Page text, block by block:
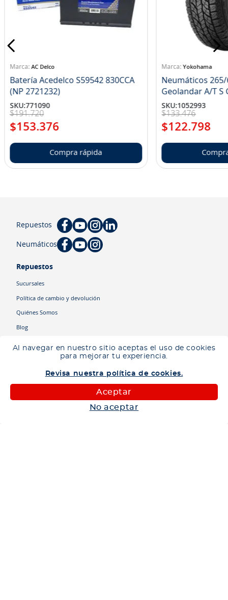
Al navegar en nuestro sitio aceptas el uso de cookies
para mejorar tu experiencia.
Revisa nuestra política de cookies.
Aceptar
No aceptar
Ingresa tu ubicación para ver los productos disponibles en tu zona
AC Delco
Batería Acedelco S59542 830CCA
(NP 2721232)
SKU:771090
$191.720
$153.376
Compra rápida
Yokohama
Neumáticos 265/
SKU:1052993
$133.476
$122.798
Repuestos
Neumáticos
Repuestos
Sucursales
Política de cambio y devolución
Quiénes Somos
Blog